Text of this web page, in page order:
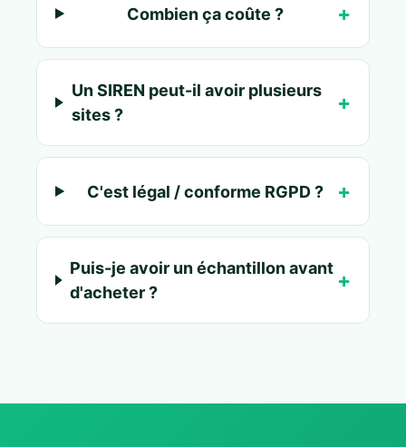
Combien ça coûte ?
Un SIREN peut-il avoir plusieurs
sites ?
C'est légal / conforme RGPD ?
Puis-je avoir un échantillon avant
d'acheter ?